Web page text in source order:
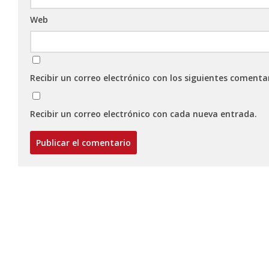
Web
Recibir un correo electrónico con los siguientes
Recibir un correo electrónico con cada nueva entrada.